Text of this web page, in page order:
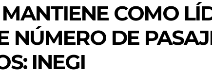
COMO
NÚMERO DE
INEGI